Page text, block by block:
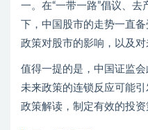
一。在“一带一路”倡议、
下，中国股市的走势一直
政策对股市的影响，以及
值得一提的是，中国证监
未来政策的连锁反应可能
政策解读，制定有效的投资